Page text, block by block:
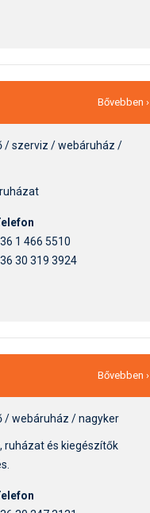
Bővebben ›
/ szerviz / webáruház /
1 466 5510
30 319 3924
Bővebben ›
/ webáruház / nagyker
ruházat és kiegészítők